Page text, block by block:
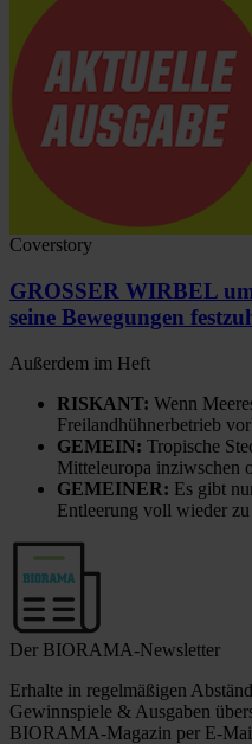
Coverstory
GROSSER WIRBEL
seine Bewegungen
Außerdem im Heft
RISKANT: Wenn
Freilandhühnerbetrieb
GEMEIN: Tropische
Mitteleuropa inziwschen
GEMEINER: Es gibt
Entleerung voll wieder
Der BIORAMA-Newsletter
Erhalte in regelmäßigen
Gewinnspiele & Ausgaben
BIORAMA-Magazin per E-